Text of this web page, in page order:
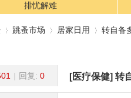
排忧解难
›
跳蚤市场 居家日用
›
转自备
| 回复: 0 [医疗保健] 转